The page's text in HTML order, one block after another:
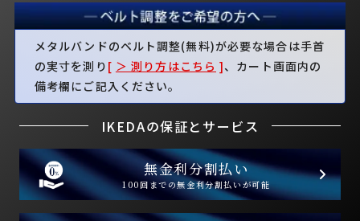
メタルバンドのベルト調整(無料)が必要な場合は手首
の実寸を測り [ ＞ 測り方はこちら ]、カート画面内の
備考欄にご記入ください。
IKEDAの保証とサービス
無金利分割払い
100回までの無金利分割払いが可能